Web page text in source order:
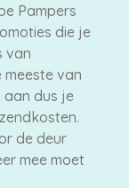
Pampers
die je
van
van
aan dus je
de deur
mee moet